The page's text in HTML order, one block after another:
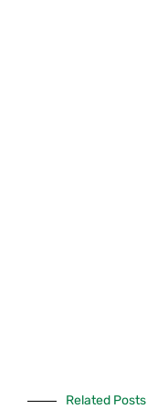
Related Posts